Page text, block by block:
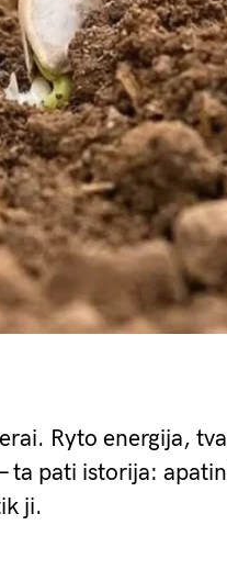
Ryto energija,
pati istorija:
ji.